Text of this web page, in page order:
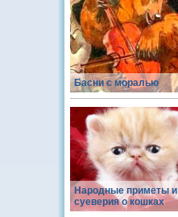
Басни с моралью
Народные приметы и
суеверия о кошках